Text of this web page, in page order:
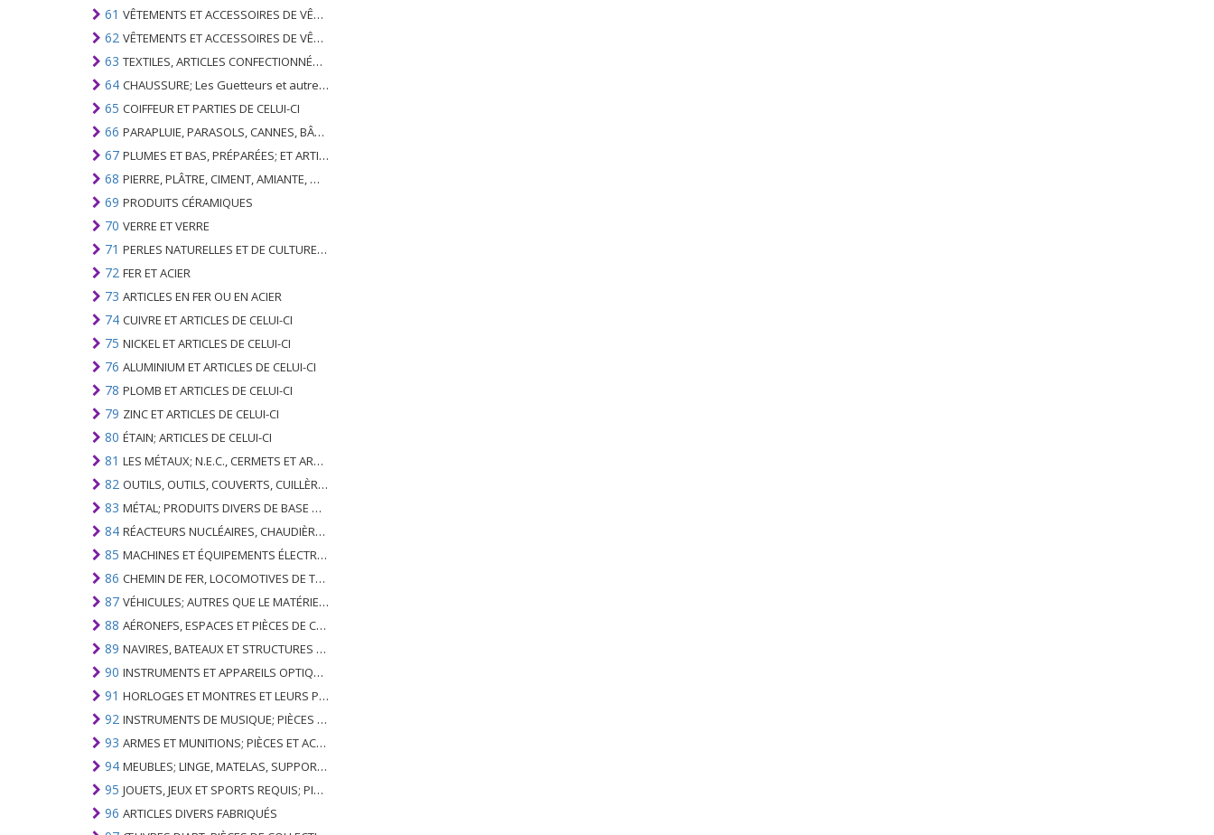
61 VÊTEMENTS ET ACCESSOIRES DE VÊTEMENTS; TRICOT DE BONNETERIE
62 VÊTEMENTS ET ACCESSOIRES DE VÊTEMENTS; NON BONNETERIE
63 TEXTILES, ARTICLES CONFECTIONNÉS; SETS; VÊTEMENTS PORTÉS ET ARTICLES TEXTILES USÉS; RAGS
64 CHAUSSURE; Les Guetteurs et autres; PARTIES DE CES ARTICLES
65 COIFFEUR ET PARTIES DE CELUI-CI
66 PARAPLUIE, PARASOLS, CANNES, BÂTONNETS, FOUETS, PLANTES DE CONDUITE; ET LEURS PARTIES
67 PLUMES ET BAS, PRÉPARÉES; ET ARTICLES EN PLUME OU EN BAS; FLEURS ARTIFICIELLES; ARTICLES DE CHEVEUX HUMAINS
68 PIERRE, PLÂTRE, CIMENT, AMIANTE, MICA OU MATÉRIEL SIMILAIRE; ARTICLES DE CELUI-CI
69 PRODUITS CÉRAMIQUES
70 VERRE ET VERRE
71 PERLES NATURELLES ET DE CULTURE; PIERRES PRÉCIEUSES, SEMI-PRÉCIEUSES; MÉTAUX PRÉCIEUX, PLAQUÉS OU DOUBLÉS DE MÉTAUX PRÉCIEUX ET OUVRAGES EN CES MATIÈRES; IMITATION BIJOUTERIE; PIÈCE DE MONNAIE
72 FER ET ACIER
73 ARTICLES EN FER OU EN ACIER
74 CUIVRE ET ARTICLES DE CELUI-CI
75 NICKEL ET ARTICLES DE CELUI-CI
76 ALUMINIUM ET ARTICLES DE CELUI-CI
78 PLOMB ET ARTICLES DE CELUI-CI
79 ZINC ET ARTICLES DE CELUI-CI
80 ÉTAIN; ARTICLES DE CELUI-CI
81 LES MÉTAUX; N.E.C., CERMETS ET ARTICLES DE CELUI-CI
82 OUTILS, OUTILS, COUVERTS, CUILLÈRES ET FOURCHES DE MÉTAUX DE BASE; PARTIES DE CELLES-CI, EN METAL DE BASE
83 MÉTAL; PRODUITS DIVERS DE BASE METAL
84 RÉACTEURS NUCLÉAIRES, CHAUDIÈRES, MACHINES ET APPAREILS MÉCANIQUES; PARTIES DE CELLES-CI
85 MACHINES ET ÉQUIPEMENTS ÉLECTRIQUES ET LEURS PARTIES; ENREGISTREURS ET REPRODUCTEURS SONORES; APPAREILS D'ENREGISTREMENT OU DE REPRODUCTION DES IMAGES ET DU SON EN TÉLÉVISION, PIÈCES ET ACCESSOIRES DE TELS ARTICLES
86 CHEMIN DE FER, LOCOMOTIVES DE TRAMWAY, MATÉRIEL ROULANT ET LEURS PARTIES; RACCORDS DE CHEMIN DE FER OU DE TRAMWAY ET RACCORDS ET PIÈCES DE CELLES-CI; ÉQUIPEMENT DE SIGNALISATION DE TRAFIC MÉCANIQUE (Y COMPRIS ÉLECTRO-MÉCANIQUE) DE TOUS TYPES
87 VÉHICULES; AUTRES QUE LE MATÉRIEL ROULANT DE CHEMIN DE FER OU DE TRAMWAY, ET LEURS PIÈCES ET ACCESSOIRES
88 AÉRONEFS, ESPACES ET PIÈCES DE CELUI-CI
89 NAVIRES, BATEAUX ET STRUCTURES FLOTTANTES
90 INSTRUMENTS ET APPAREILS OPTIQUES, PHOTOGRAPHIQUES, CINÉMATOGRAPHIQUES, DE MESURE, DE CONTRÔLE, DE MÉDECINE OU DE CHIRURGIE; PIÈCES ET ACCESSOIRES
91 HORLOGES ET MONTRES ET LEURS PARTIES
92 INSTRUMENTS DE MUSIQUE; PIÈCES ET ACCESSOIRES DE TELS ARTICLES
93 ARMES ET MUNITIONS; PIÈCES ET ACCESSOIRES DE CELLES-CI
94 MEUBLES; LINGE, MATELAS, SUPPORTS DE MATELAS, COUSSINS ET AMEUBLEMENT SIMILAIRE FARCI; LAMPES ET RACCORDS D'ÉCLAIRAGE, N.E.C .; SIGNES LUMINEUSES, PLAQUES DE NOMS LUMINEUSES ET SIMILAIRES; BÂTIMENTS PRÉFABRIQUÉS
95 JOUETS, JEUX ET SPORTS REQUIS; PIÈCES ET ACCESSOIRES DE CELLES-CI
96 ARTICLES DIVERS FABRIQUÉS